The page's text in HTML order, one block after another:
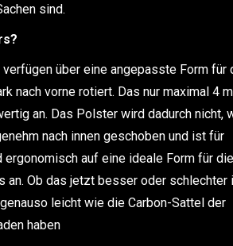
sind.
über eine angepasste Form für
nach vorne rotiert. Das nur maximal 4
an. Das Polster wird dadurch nicht,
nach innen geschoben und ist für
auf eine ideale Form für die
an. Ob das jetzt besser oder schlechter
leicht wie die Carbon-Sattel der
haben